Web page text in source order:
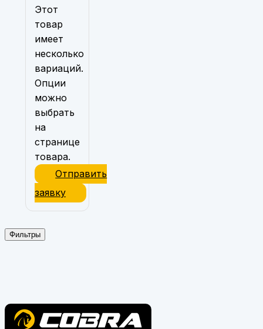
Этот
товар
имеет
несколько
вариаций.
Опции
можно
выбрать
на
странице
товара.
Отправить
заявку
Фильтры